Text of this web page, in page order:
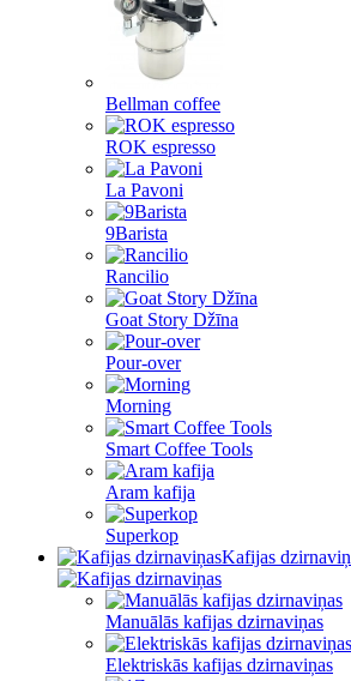
Bellman coffee
ROK espresso
La Pavoni
9Barista
Rancilio
Goat Story Džīna
Pour-over
Morning
Smart Coffee Tools
Aram kafija
Superkop
Kafijas
Manuālās kafijas dzirnaviņas
Elektriskās kafijas dzirnaviņas